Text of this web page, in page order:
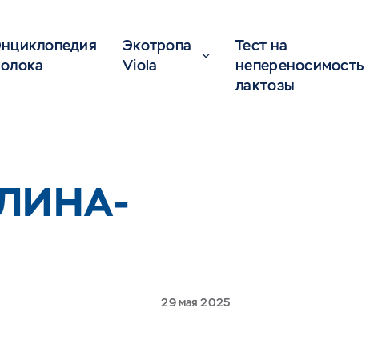
Экотропа
Viola
Тест на
непереносимость
лактозы
29 мая 2025